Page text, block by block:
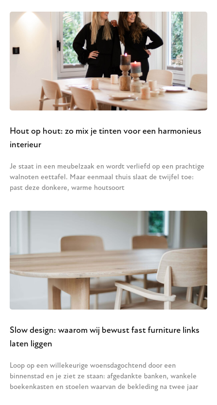
Hout op hout: zo mix je tinten voor een harmonieus
interieur
Je staat in een meubelzaak en wordt verliefd op een prachtige
walnoten eettafel. Maar eenmaal thuis slaat de twijfel toe:
past deze donkere, warme houtsoort
Slow design: waarom wij bewust fast furniture links
laten liggen
Loop op een willekeurige woensdagochtend door een
binnenstad en je ziet ze staan: afgedankte banken, wankele
boekenkasten en stoelen waarvan de bekleding na twee jaar